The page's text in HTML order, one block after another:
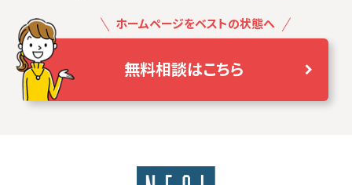
ホームページをベストの状態へ
無料相談はこちら